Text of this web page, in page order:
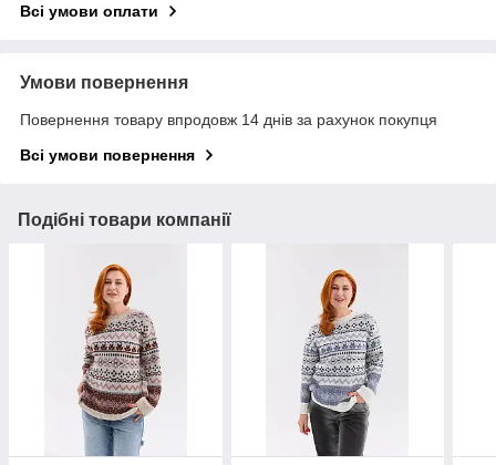
Всі умови оплати
Умови повернення
Повернення товару впродовж 14 днів за рахунок покупця
Всі умови повернення
Подібні товари компанії